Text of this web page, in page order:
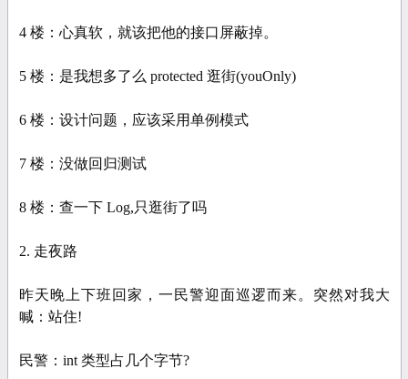
4 楼：心真软，就该把他的接口屏蔽掉。
5 楼：是我想多了么 protected 逛街(youOnly)
6 楼：设计问题，应该采用单例模式
7 楼：没做回归测试
8 楼：查一下 Log,只逛街了吗
2. 走夜路
昨天晚上下班回家，一民警迎面巡逻而来。突然对我大
喊：站住!
民警：int 类型占几个字节?